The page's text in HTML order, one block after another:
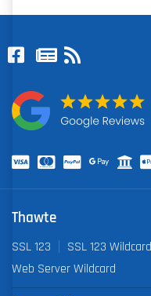
Thawte
SSL 123 SSL 123 Wildcard
Web Server Wildcard